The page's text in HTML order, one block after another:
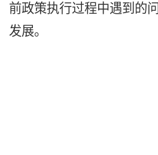
前政策执行过程中遇到的
发展。